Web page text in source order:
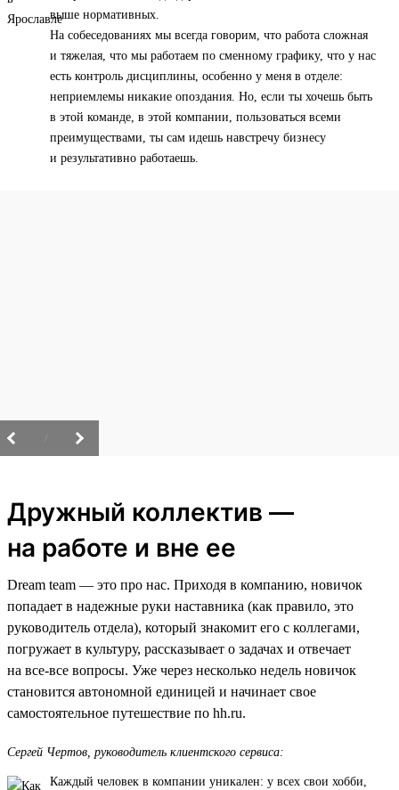
выше нормативных.
На собеседованиях мы всегда говорим, что работа сложная
и тяжелая, что мы работаем по сменному графику, что у нас
есть контроль дисциплины, особенно у меня в отделе:
неприемлемы никакие опоздания. Но, если ты хочешь быть
в этой команде, в этой компании, пользоваться всеми
преимуществами, ты сам идешь навстречу бизнесу
и результативно работаешь.
Дружный коллектив —
на работе и вне ее
Dream team — это про нас. Приходя в компанию, новичок
попадает в надежные руки наставника (как правило, это
руководитель отдела), который знакомит его с коллегами,
погружает в культуру, рассказывает о задачах и отвечает
на все-все вопросы. Уже через несколько недель новичок
становится автономной единицей и начинает свое
самостоятельное путешествие по hh.ru.
Сергей Чертов, руководитель клиентского сервиса:
Каждый человек в компании уникален: у всех свои хобби,